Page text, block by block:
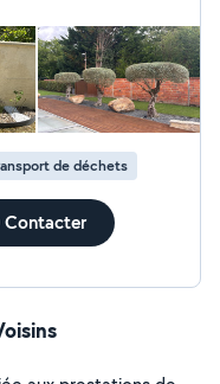
produit de
vos déchets
et de vos
dans le 77 91 93 94
de déchets
Contacter